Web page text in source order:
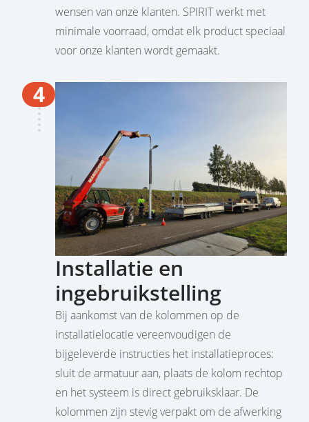
wensen van onze klanten. SPIRIT werkt met
minimale voorraad, omdat elk product speciaal
voor onze klanten wordt gemaakt.
Installatie en
ingebruikstelling
Bij aankomst van de kolommen op de
installatielocatie vereenvoudigen de
bijgeleverde instructies het installatieproces:
sluit de armatuur aan, plaats de kolom rechtop
en het systeem is direct gebruiksklaar. De
kolommen zijn stevig verpakt om de afwerking
4